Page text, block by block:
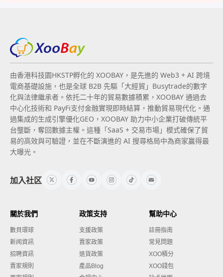
由香港科技園HKSTP孵化的 XOOBAY，是先進的 Web3 + AI 跨境
電商基礎設施，也是全球 B2B 先驅「大經貿」Busytrade的數字
化與法律繼承者。依托二十年的貿易數據積累，XOOBAY 通過去
中心化技術和 PayFi支付金融實現即時結算，推動貿易現代化。通
過集成的生成引擎優化GEO，XOOBAY 助力中小企業打破傳統平
台壟斷，奪回數據主權。這種「SaaS + 交易市場」模式確保了貿
易的高效與可驗證，並在不斷演進的 AI 搜尋格局中為商家贏得最
大曝光。
加入社区
關於我們
數貝環球
新闻資訊
招聘資訊
賣家規則
政策支持
支援政策
賣家政策
退貨政策
產品Blog
幫助中心
註冊指南
常見問題
XOO積分
XOO錢包